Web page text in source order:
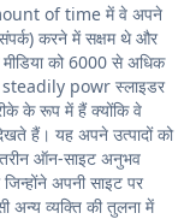
of time में वे अपने
करने में सक्षम थे और
को 6000 से अधिक
steadily powr स्लाइडर
के रूप में हैं क्योंकि वे
हैं। यह अपने उत्पादों को
ऑन-साइट अनुभव
अपनी साइट पर
अन्य व्यक्ति की तुलना में